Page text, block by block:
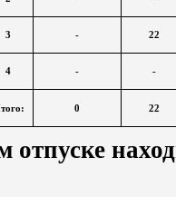
3 - 22
4 - -
0 22
отпуске